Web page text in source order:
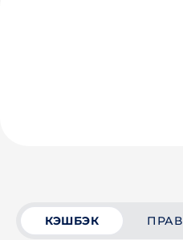
КЭШБЭК